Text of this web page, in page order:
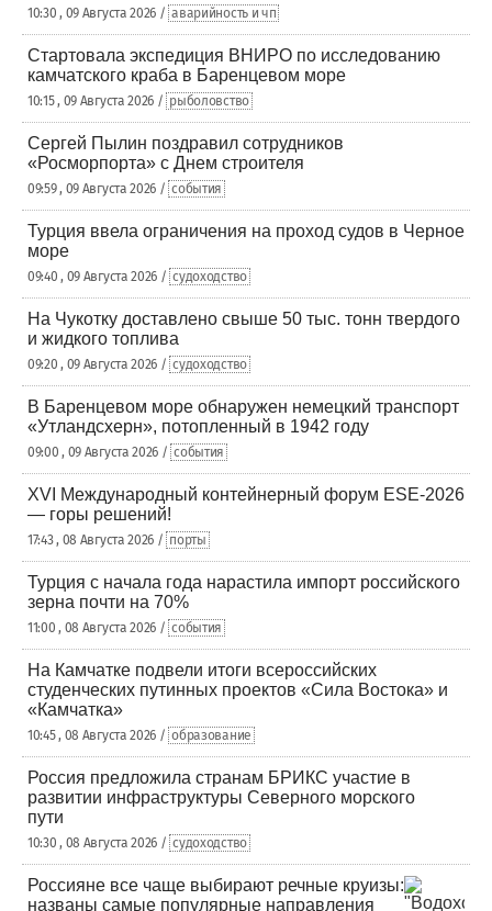
10:30 , 09 Августа 2026 / аварийность и чп
Стартовала экспедиция ВНИРО по исследованию
камчатского краба в Баренцевом море
10:15 , 09 Августа 2026 / рыболовство
Сергей Пылин поздравил сотрудников
«Росморпорта» с Днем строителя
09:59 , 09 Августа 2026 / события
Турция ввела ограничения на проход судов в Черное
море
09:40 , 09 Августа 2026 / судоходство
На Чукотку доставлено свыше 50 тыс. тонн твердого
и жидкого топлива
09:20 , 09 Августа 2026 / судоходство
В Баренцевом море обнаружен немецкий транспорт
«Утландсхерн», потопленный в 1942 году
09:00 , 09 Августа 2026 / события
XVI Международный контейнерный форум ESE-2026
— горы решений!
17:43 , 08 Августа 2026 / порты
Турция с начала года нарастила импорт российского
зерна почти на 70%
11:00 , 08 Августа 2026 / события
На Камчатке подвели итоги всероссийских
студенческих путинных проектов «Сила Востока» и
«Камчатка»
10:45 , 08 Августа 2026 / образование
Россия предложила странам БРИКС участие в
развитии инфраструктуры Северного морского
пути
10:30 , 08 Августа 2026 / судоходство
Россияне все чаще выбирают речные круизы:
названы самые популярные направления